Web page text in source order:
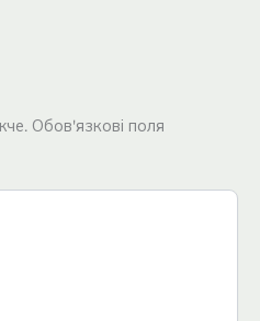
Обов'язкові поля